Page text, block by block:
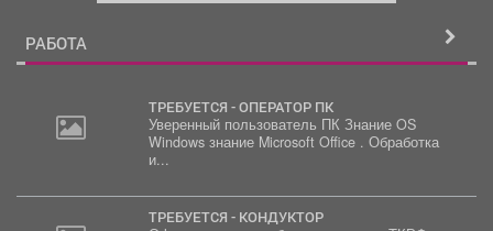
РАБОТА
ТРЕБУЕТСЯ - ОПЕРАТОР ПК
Уверенный пользователь ПК Знание OS
Windows знание Microsoft Office . Обработка
и...
ТРЕБУЕТСЯ - КОНДУКТОР